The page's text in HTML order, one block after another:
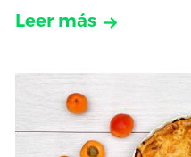
Leer más